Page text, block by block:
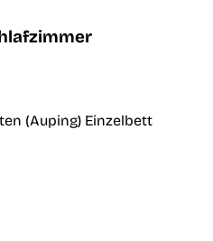
(Auping) Einzelbett